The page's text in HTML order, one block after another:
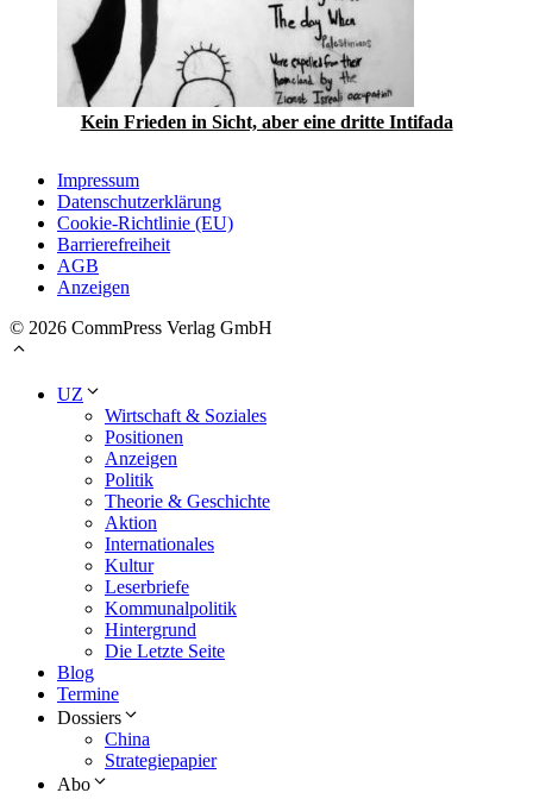
Kein Frieden in Sicht, aber eine dritte Intifada
Impressum
Datenschutzerklärung
Cookie-Richtlinie (EU)
Barrierefreiheit
AGB
Anzeigen
© 2026 CommPress Verlag GmbH
UZ
Wirtschaft & Soziales
Positionen
Anzeigen
Politik
Theorie & Geschichte
Aktion
Internationales
Kultur
Leserbriefe
Kommunalpolitik
Hintergrund
Die Letzte Seite
Blog
Termine
Dossiers
China
Strategiepapier
Abo